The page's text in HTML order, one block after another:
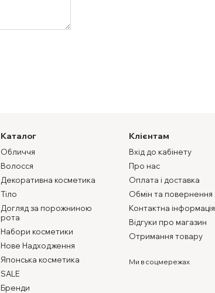
Каталог
Обличчя
Волосся
Декоративна косметика
Тіло
Догляд за порожниною
рота
Набори косметики
Нове Надходження
Японська косметика
SALE
Бренди
Клієнтам
Вхід до кабінету
Про нас
Оплата і доставка
Обмін та повернення
Контактна інформація
Відгуки про магазин
Отримання товару
Ми в соцмережах